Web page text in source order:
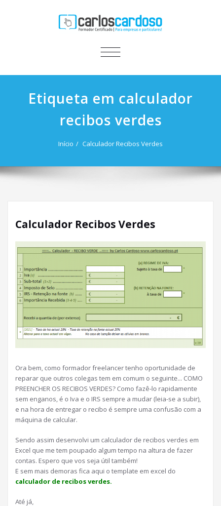
ALTERNAR A NAVEGAÇÃO
Etiqueta em calculador
recibos verdes
Início Calculador Recibos Verdes
Calculador Recibos Verdes
Ora bem, como formador freelancer tenho oportunidade de
reparar que outros colegas tem em comum o seguinte... COMO
PREENCHER OS RECIBOS VERDES? Como fazê-lo rapidamente
sem enganos, é o Iva e o IRS sempre a mudar (leia-se a subir),
e na hora de entregar o recibo é sempre uma confusão com a
máquina de calcular.
Sendo assim desenvolvi um calculador de recibos verdes em
Excel que me tem poupado algum tempo na altura de fazer
contas. Espero que vos seja útil também!
E sem mais demoras fica aqui o template em excel do
calculador de recibos verdes.
Até já,